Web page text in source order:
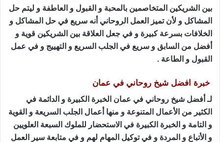
بين الشريكين المتخاصمين بالمحبة و القبول و العاطفة و ليتم حل
المشاكل و لأن تميز العمل الروحاني أنه سريع في حل المشاكل و
الخلافات بسرعة كبيرة و في جعل العلاقة بين الشريكين قوية و
أفضل من السابق و سريع في الجلب السريع و التهييج و في عمل
القبول و الطاعة .
خبرة افضل شيخ روحاني في عمان
لـ أفضل شيخ روحاني في عمان الخبرة الكبيرة و الدائمة في
الكثير من الأعمال المتنوعة و منها أعمال الجلب السريعة و القوية
و التامة و الخبرة الكبيرة في الاستحضار للملوك السبعة العلويين
و الأتباع و المردة و في توكيل المهام لهم و في متابعة سير العمل